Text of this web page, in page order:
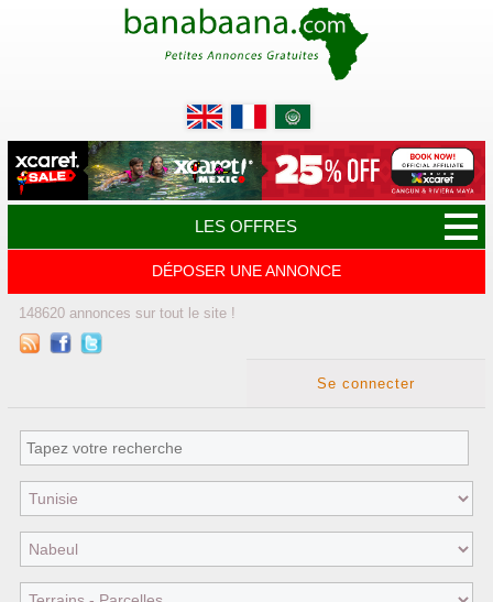
LES OFFRES
DÉPOSER UNE ANNONCE
148620 annonces sur tout le site !
Se connecter